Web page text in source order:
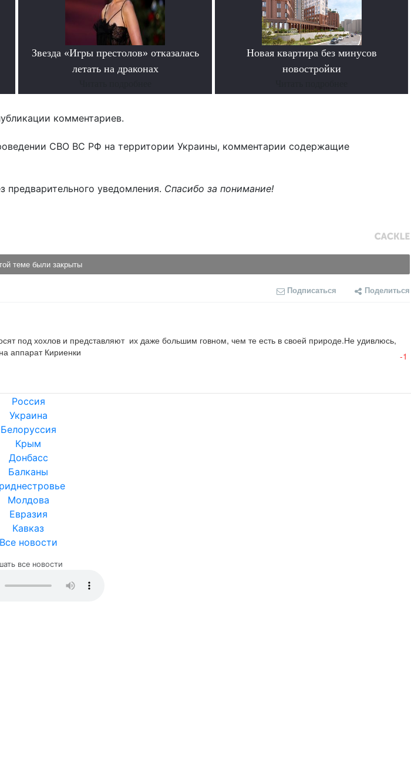
Звезда «Игры престолов» отказалась
летать на драконах
Новая квартира без минусов
новостройки
комментариев.
СВО ВС РФ на территории Украины, комментарии содержащие
предварительного уведомления. Спасибо за понимание!
теме были закрыты
Подписаться Поделиться
под хохлов и представляют  их даже большим говном, чем те есть в своей природе.Не удивлюсь,
аппарат Кириенки
-1
Россия
Украина
Белоруссия
Крым
Донбасс
Балканы
Молдова
Евразия
Кавказ
Все новости
все новости